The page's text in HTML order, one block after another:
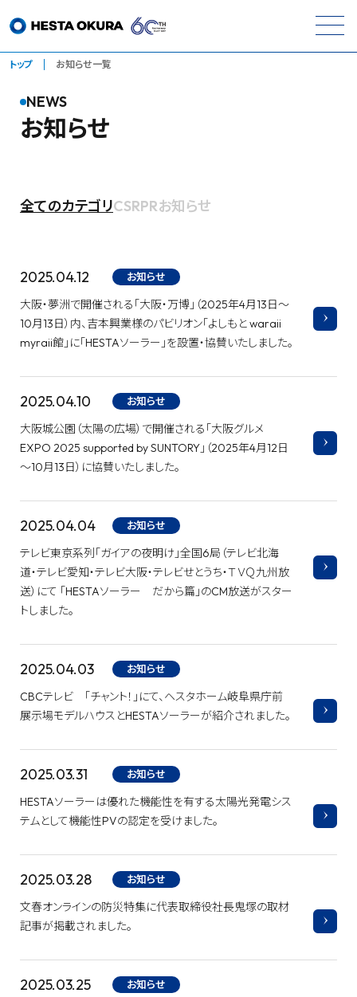
トップ お知らせ一覧
NEWS
お知らせ
全てのカテゴリCSRPRお知らせ
2025.04.12 お知らせ
大阪・夢洲で開催される「大阪・万博」（2025年4月13日～
10月13日）内、吉本興業様のパビリオン「よしもと waraii
myraii館」に「HESTAソーラー」を設置・協賛いたしました。
2025.04.10 お知らせ
大阪城公園（太陽の広場）で開催される「大阪グルメ
EXPO 2025 supported by SUNTORY」（2025年4月12日
～10月13日）に協賛いたしました。
2025.04.04 お知らせ
テレビ東京系列「ガイアの夜明け」全国6局（テレビ北海
道・テレビ愛知・テレビ大阪・テレビせとうち・ＴＶＱ九州放
送）にて 「HESTAソーラー だから篇」のCM放送がスター
トしました。
2025.04.03 お知らせ
CBCテレビ 「チャント！」にて、ヘスタホーム岐阜県庁前
展示場モデルハウスとHESTAソーラーが紹介されました。
2025.03.31 お知らせ
HESTAソーラーは優れた機能性を有する太陽光発電シス
テムとして機能性PVの認定を受けました。
2025.03.28 お知らせ
文春オンラインの防災特集に代表取締役社長鬼塚の取材
記事が掲載されました。
2025.03.25 お知らせ